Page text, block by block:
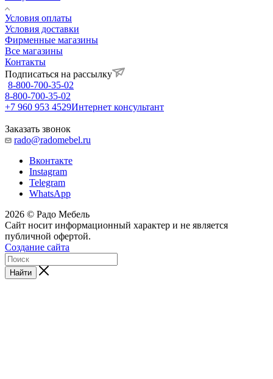
Условия оплаты
Условия доставки
Фирменные магазины
Все магазины
Контакты
Подписаться на рассылку
8-800-700-35-02
8-800-700-35-02
+7 960 953 4529Интернет консультант
Заказать звонок
rado@radomebel.ru
Вконтакте
Instagram
Telegram
WhatsApp
2026 © Радо Мебель
Сайт носит информационный характер и не является
публичной офертой.
Создание сайта
Найти